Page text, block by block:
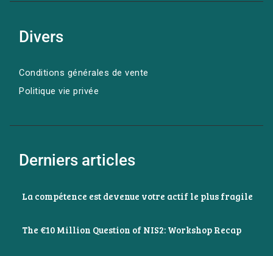
Divers
Conditions générales de vente
Politique vie privée
Derniers articles
La compétence est devenue votre actif le plus fragile
The €10 Million Question of NIS2: Workshop Recap